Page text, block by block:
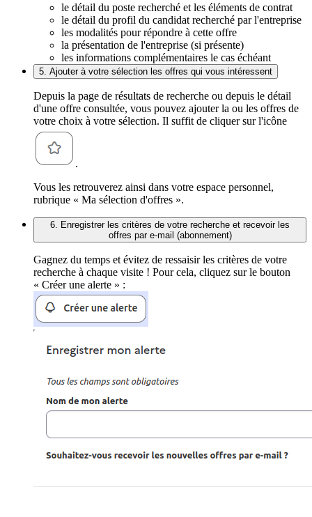
le détail du poste recherché et les éléments de contrat
le détail du profil du candidat recherché par l'entreprise
les modalités pour répondre à cette offre
la présentation de l'entreprise (si présente)
les informations complémentaires le cas échéant
5. Ajouter à votre sélection les offres qui vous intéressent
Depuis la page de résultats de recherche ou depuis le détail
d'une offre consultée, vous pouvez ajouter la ou les offres de
votre choix à votre sélection. Il suffit de cliquer sur l'icône
.
Vous les retrouverez ainsi dans votre espace personnel,
rubrique « Ma sélection d'offres ».
6. Enregistrer les critères de votre recherche et recevoir les
offres par e-mail (abonnement)
Gagnez du temps et évitez de ressaisir les critères de votre
recherche à chaque visite ! Pour cela, cliquez sur le bouton
« Créer une alerte » :